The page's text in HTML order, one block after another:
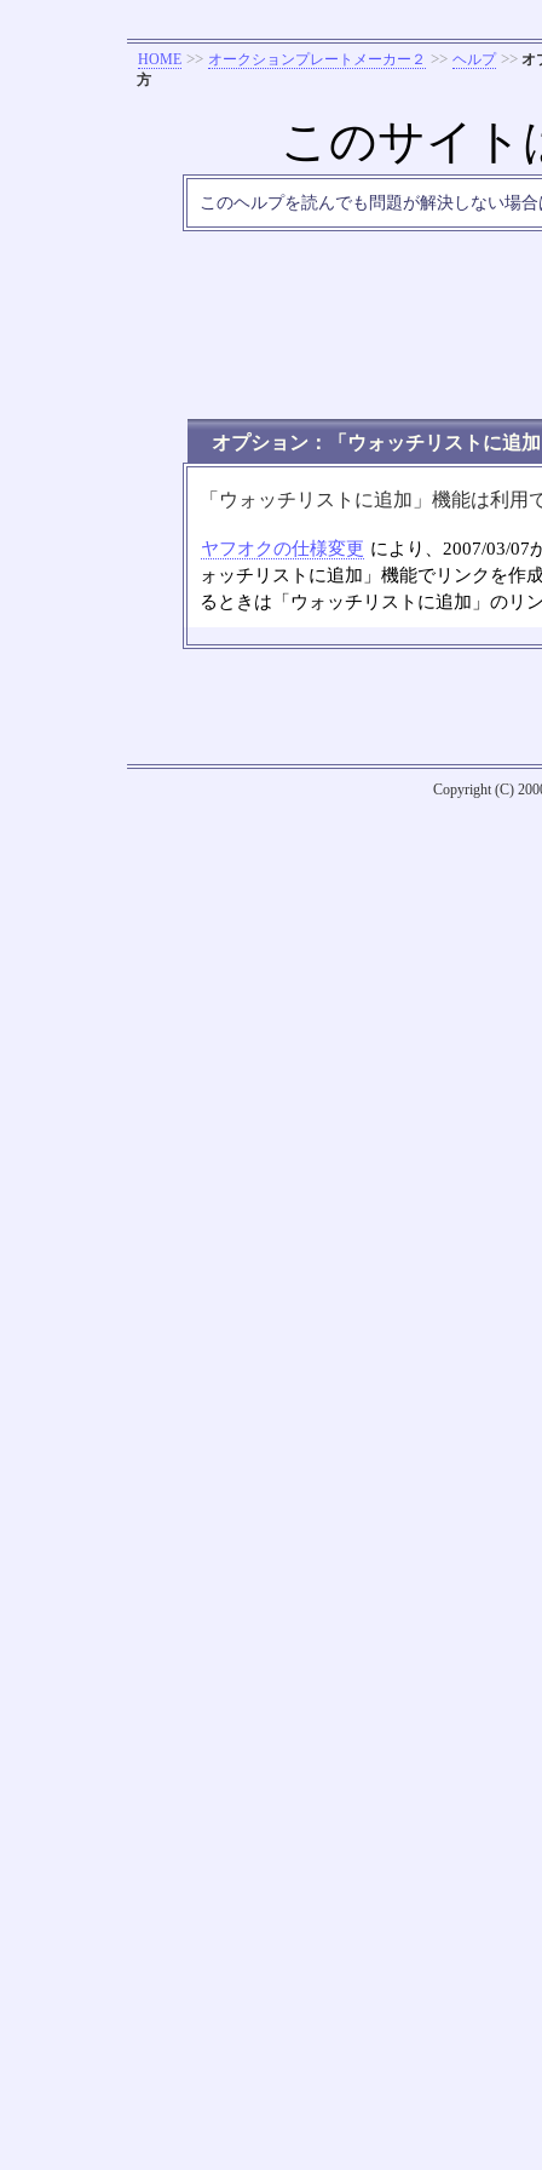
HOME >> オークションプレートメーカー２ >> ヘルプ >> オ
方
このサイト
このヘルプを読んでも問題が解決しない場
オプション：「ウォッチリストに追
「ウォッチリストに追加」機能は利用
ヤフオクの仕様変更 により、2007/03/07
ォッチリストに追加」機能でリンクを作
るときは「ウォッチリストに追加」のリ
Copyright (C)